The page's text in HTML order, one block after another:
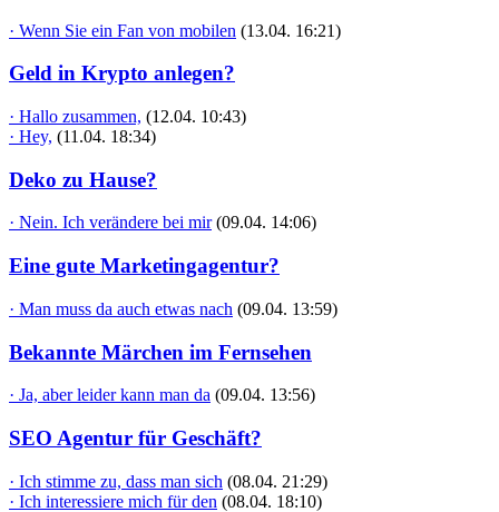
· Wenn Sie ein Fan von mobilen (13.04. 16:21)
Geld in Krypto anlegen?
· Hallo zusammen, (12.04. 10:43)
· Hey, (11.04. 18:34)
Deko zu Hause?
· Nein. Ich verändere bei mir (09.04. 14:06)
Eine gute Marketingagentur?
· Man muss da auch etwas nach (09.04. 13:59)
Bekannte Märchen im Fernsehen
· Ja, aber leider kann man da (09.04. 13:56)
SEO Agentur für Geschäft?
· Ich stimme zu, dass man sich (08.04. 21:29)
· Ich interessiere mich für den (08.04. 18:10)